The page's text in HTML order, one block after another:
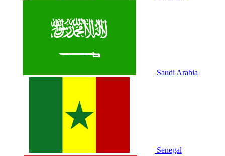
Saudi Arabia
Senegal